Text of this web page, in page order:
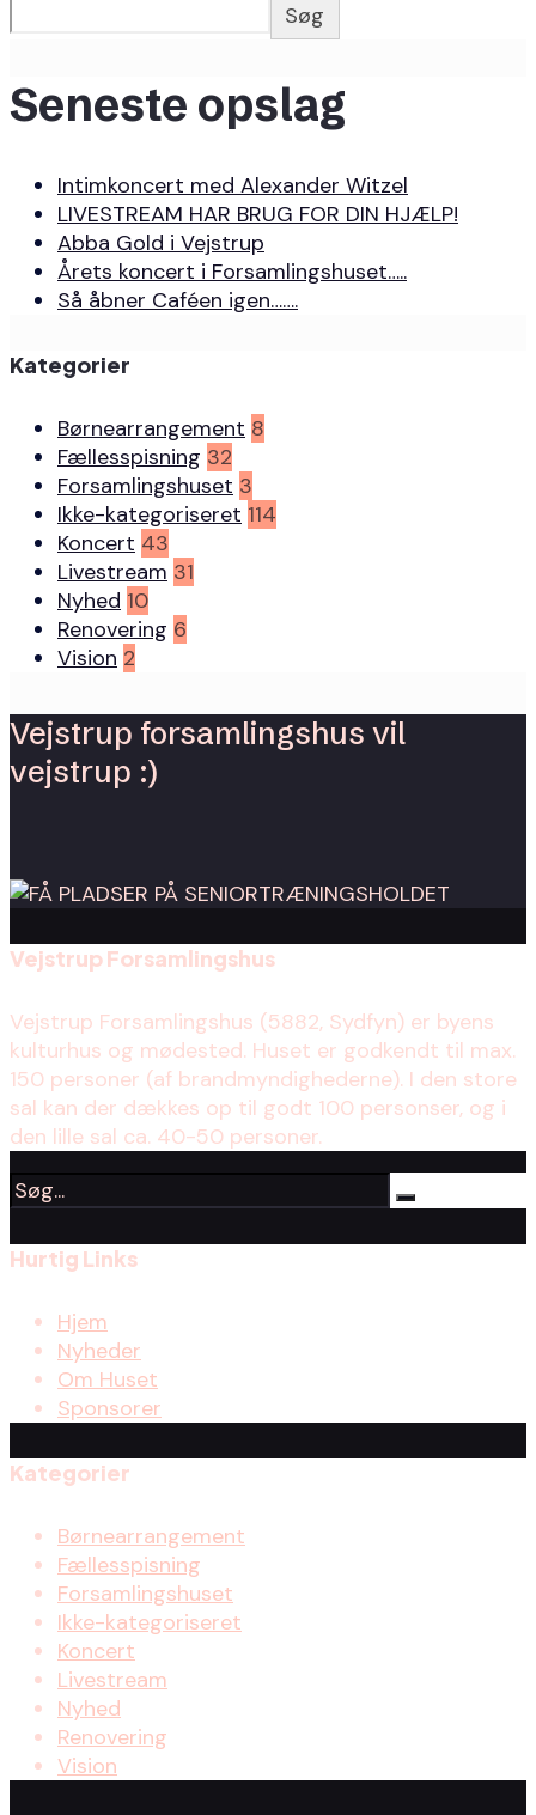
Søg
Seneste opslag
Intimkoncert med Alexander Witzel
LIVESTREAM HAR BRUG FOR DIN HJÆLP!
Abba Gold i Vejstrup
Årets koncert i Forsamlingshuset…..
Så åbner Caféen igen…….
Kategorier
Børnearrangement 8
Fællesspisning 32
Forsamlingshuset 3
Ikke-kategoriseret 114
Koncert 43
Livestream 31
Nyhed 10
Renovering 6
Vision 2
Vejstrup forsamlingshus vil
vejstrup :)
Vejstrup Forsamlingshus
Vejstrup Forsamlingshus (5882, Sydfyn) er byens
kulturhus og mødested. Huset er godkendt til max.
150 personer (af brandmyndighederne). I den store
sal kan der dækkes op til godt 100 personser, og i
den lille sal ca. 40-50 personer.
Hurtig Links
Hjem
Nyheder
Om Huset
Sponsorer
Kategorier
Børnearrangement
Fællesspisning
Forsamlingshuset
Ikke-kategoriseret
Koncert
Livestream
Nyhed
Renovering
Vision